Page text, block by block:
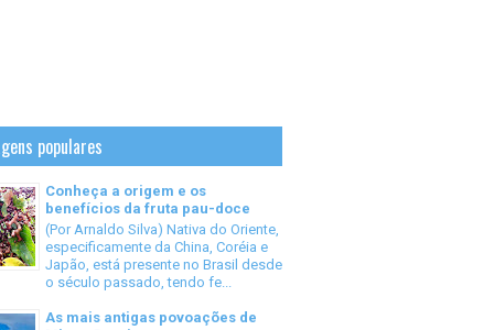
populares
Conheça a origem e os
benefícios da fruta pau-doce
(Por Arnaldo Silva) Nativa do Oriente,
especificamente da China, Coréia e
Japão, está presente no Brasil desde
o século passado, tendo fe...
As mais antigas povoações de